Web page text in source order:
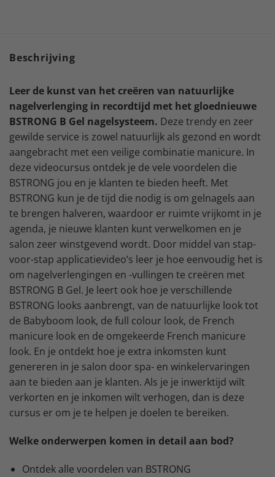
Beschrijving
Leer de kunst van het creëren van natuurlijke
nagelverlenging in recordtijd met het gloednieuwe
BSTRONG B Gel nagelsysteem. Deze trendy en zeer
gewilde service is zowel natuurlijk als gezond en wordt
aangebracht met een veilige combinatie manicure. In
deze videocursus ontdek je de vele voordelen die
BSTRONG jou en je klanten te bieden heeft. Met
BSTRONG kun je de tijd die nodig is om gelnagels aan
te brengen halveren, waardoor er ruimte vrijkomt in je
agenda, je nieuwe klanten kunt verwelkomen en je
salon zeer winstgevend wordt. Door middel van stap-
voor-stap applicatievideo’s leer je hoe eenvoudig het is
om nagelverlengingen en -vullingen te creëren met
BSTRONG B Gel. Je leert ook hoe je verschillende
BSTRONG looks aanbrengt, van de natuurlijke look tot
de Babyboom look, de full colour look, de French
manicure look en de omgekeerde French manicure
look. En je ontdekt hoe je extra inkomsten kunt
genereren in je salon door spa- en winkelervaringen
aan te bieden aan je klanten. Als je je inwerktijd wilt
verkorten en je inkomen wilt verhogen, dan is deze
cursus er om je te helpen je doelen te bereiken.
Welke onderwerpen komen in detail aan bod?
Ontdek alle voordelen van BSTRONG